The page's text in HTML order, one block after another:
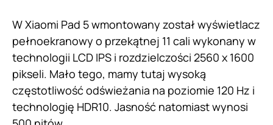
W Xiaomi Pad 5 wmontowany został wyświetlacz
pełnoekranowy o przekątnej 11 cali wykonany w
technologii LCD IPS i rozdzielczości 2560 x 1600
pikseli. Mało tego, mamy tutaj wysoką
częstotliwość odświeżania na poziomie 120 Hz i
technologię HDR10. Jasność natomiast wynosi